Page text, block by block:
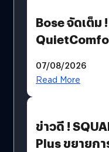
Bose จัดเต็ม
07/08/2026
Read More
ข่าวดี !
Plus ขยายก